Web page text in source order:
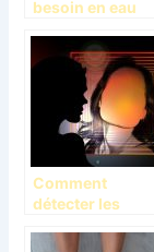
besoin en eau
Comment
détecter les
troubles de la